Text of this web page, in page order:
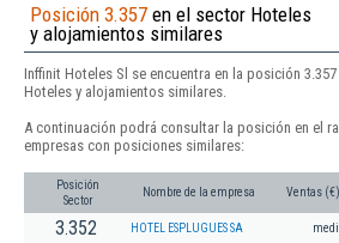
Posición 3.357 en el sector Hoteles
y alojamientos similares
Inffinit Hoteles Sl se encuentra en la posición
Hoteles y alojamientos similares.
A continuación podrá consultar la posición en el
empresas con posiciones similares:
Posición
Sector
Nombre de la empresa Ventas (€)
3.352 HOTEL ESPLUGUES SA